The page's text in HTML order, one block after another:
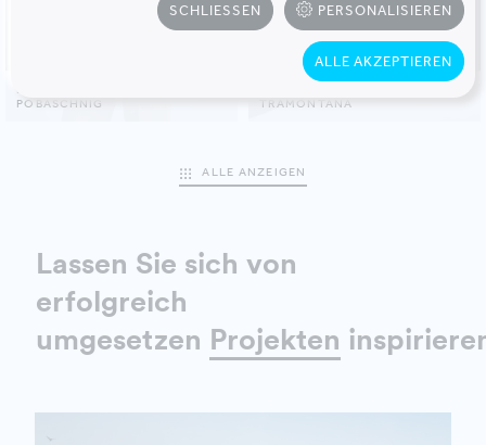
IVANA
POBASCHNIG
TRAMONTANA
ALLE ANZEIGEN
Lassen Sie sich von
erfolgreich
umgesetzen Projekten
SCHLIESSEN PERSONALISIEREN
ALLE AKZEPTIEREN